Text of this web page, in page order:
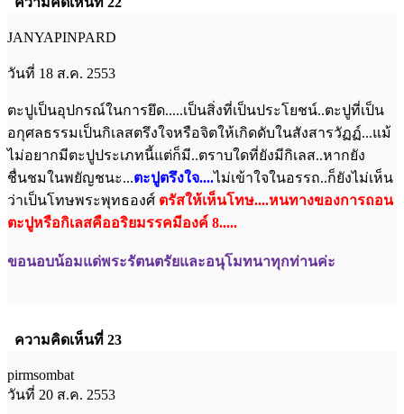
JANYAPINPARD
วันที่ 18 ส.ค. 2553
ตะปูเป็นอุปกรณ์ในการยึด.....เป็นสิ่งที่เป็นประโยชน์..ตะปูที่เป็น
อกุศลธรรมเป็นกิเลสตรึงใจหรือจิตให้เกิดดับในสังสารวัฏฏ์...แม้
ไม่อยากมีตะปูประเภทนี้แต่ก็มี..ตราบใดที่ยังมีกิเลส..หากยัง
ชื่นชมในพยัญชนะ...ตะปูตรึงใจ....ไม่เข้าใจในอรรถ..ก็ยังไม่เห็น
ว่าเป็นโทษพระพุทธองศ์ ตรัสให้เห็นโทษ....หนทางของการถอน
ตะปูหรือกิเลสคืออริยมรรคมีองค์ 8.....
ขอนอบน้อมแด่พระรัตนตรัยและอนุโมทนาทุกท่านค่ะ
ความคิดเห็นที่ 23
pirmsombat
วันที่ 20 ส.ค. 2553